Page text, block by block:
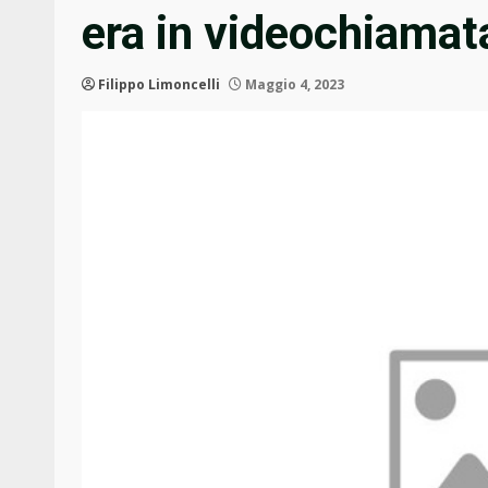
era in
Filippo Limoncelli Maggio 4, 2023